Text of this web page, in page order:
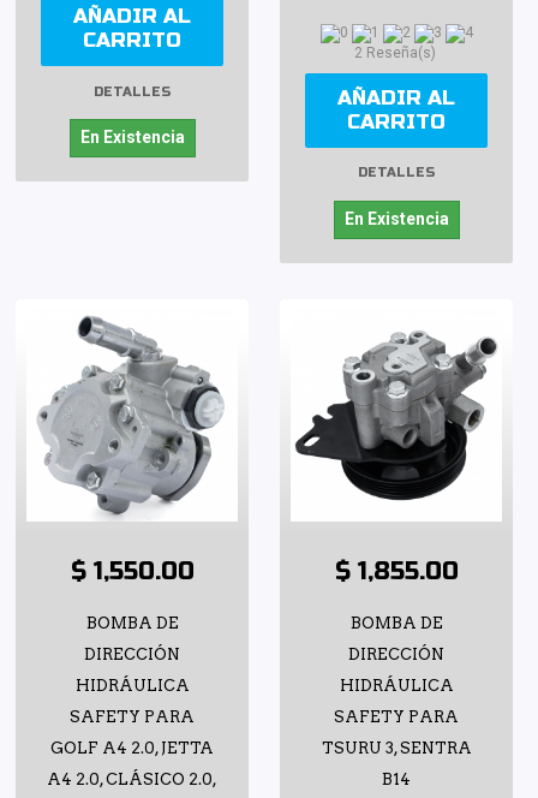
AÑADIR AL
CARRITO
DETALLES
En Existencia
2 Reseña(s)
AÑADIR AL
CARRITO
DETALLES
En Existencia
$ 1,550.00
BOMBA DE
DIRECCIÓN
HIDRÁULICA
SAFETY PARA
GOLF A4 2.0, JETTA
A4 2.0, CLÁSICO 2.0,
$ 1,855.00
BOMBA DE
DIRECCIÓN
HIDRÁULICA
SAFETY PARA
TSURU 3, SENTRA
B14